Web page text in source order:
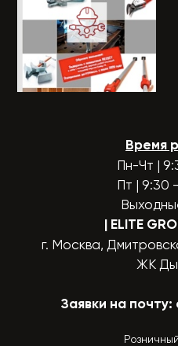
Время
Пн-Чт |
Пт | 9:30
| ELITE
г. Москва,
ЖК
Заявки на почту: